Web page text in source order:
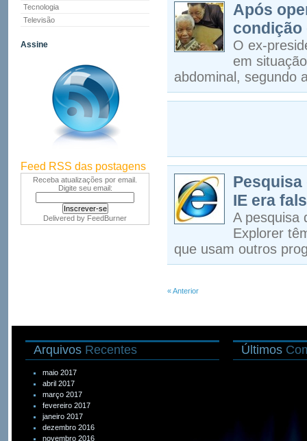
Tecnologia
Televisão
Assine
Feed RSS das postagens
Receba atualizações por email.
Digite seu email:
Delivered by FeedBurner
Após
condição
O ex-
em
abdominal, segundo
IE era
A pesquisa
Explorer
que usam outros
« Anterior
Arquivos Recentes
maio 2017
abril 2017
março 2017
fevereiro 2017
janeiro 2017
dezembro 2016
novembro 2016
Últimos